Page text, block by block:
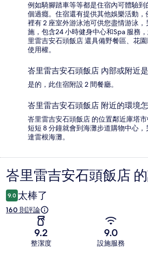
例如騎腳踏車等等都是住宿內可體驗
個過癮。住宿還有提供其他娛樂活動
裡有 2 座室外游泳池可供您盡情游泳
施，包含24 小時健身中心和Spa 服務
里雷吉安石頭飯店 還具備野餐區、花
使用權。
峇里雷吉安石頭飯店 內部或附近
是的，此住宿附設 2 間餐廳。
峇里雷吉安石頭飯店 附近的環境
峇里雷吉安石頭飯店 的位置鄰近庫塔
短短 8 分鐘就會到海灘步道購物中心
達雷根海灘。
評
論
峇里雷吉安石頭飯店
9.0 太棒了
160 則評論
9.2
整潔度
9.0
設施服務